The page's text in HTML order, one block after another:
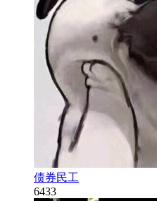
债券民工
6433